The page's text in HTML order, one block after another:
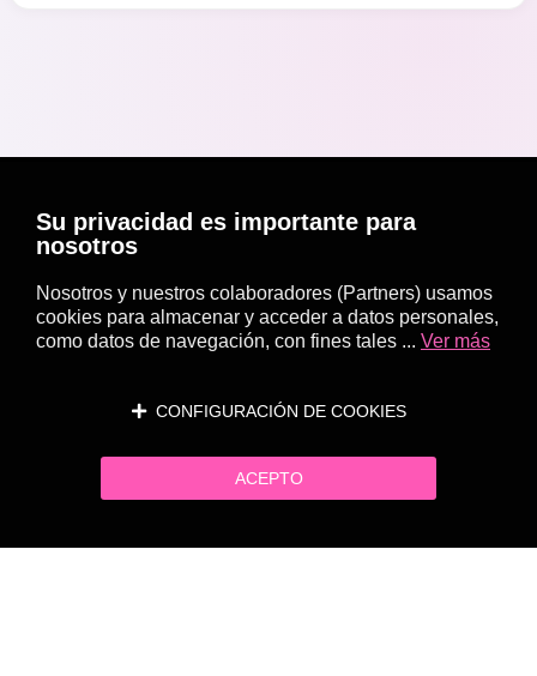
Su privacidad es importante para
nosotros
Nosotros y nuestros colaboradores (Partners) usamos
cookies para almacenar y acceder a datos personales,
como datos de navegación, con fines tales ... Ver más
CONFIGURACIÓN DE COOKIES
ACEPTO